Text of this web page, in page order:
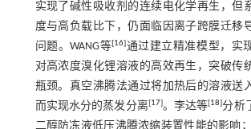
实现了碱性吸收剂的连续电化学再生，但
度与高负载比下，仍面临因离子跨膜迁移
问题。WANG等[16]通过建立精准模型，实
对高浓度溴化锂溶液的高效再生，突破传
瓶颈。真空沸腾法通过将加热后的溶液送
而实现水分的蒸发分离[17]。李达等[18]分析
二醇防冻液低压沸腾浓缩装置性能的影响